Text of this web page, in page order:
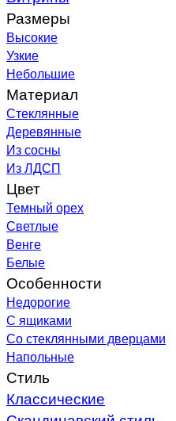
Размеры
Высокие
Узкие
Небольшие
Материал
Стеклянные
Деревянные
Из сосны
Из ЛДСП
Цвет
Темный орех
Светлые
Венге
Белые
Особенности
Недорогие
С ящиками
Со стеклянными дверцами
Напольные
Стиль
Классические